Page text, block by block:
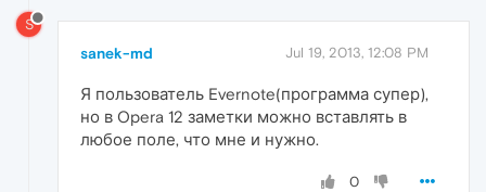
S
sanek-md Jul 19, 2013, 12:08 PM
Я пользователь Evernote(программа супер),
но в Opera 12 заметки можно вставлять в
любое поле, что мне и нужно.
0